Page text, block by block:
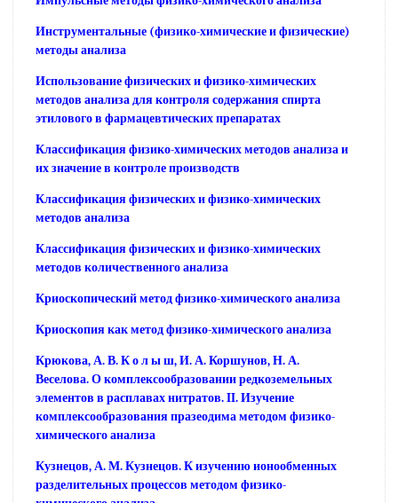
Инструментальные (физико-химические и физические)
методы анализа
Использование физических и физико-химических
методов анализа для контроля содержания спирта
этилового в фармацевтических препаратах
Классификация физико-химических методов анализа и
их значение в контроле производств
Классификация физических и физико-химических
методов анализа
Классификация физических и физико-химических
методов количественного анализа
Криоскопический метод физико-химического анализа
Криоскопия как метод физико-химического анализа
Крюкова, А. В. К о л ы ш, И. А. Коршунов, Н. А.
Веселова. О комплексообразовании редкоземельных
элементов в расплавах нитратов. II. Изучение
комплексообразования празеодима методом физико-
химического анализа
Кузнецов, А. М. Кузнецов. К изучению ионообменных
разделительных процессов методом физико-